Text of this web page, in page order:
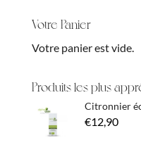
Votre Panier
Votre panier est vide.
Produits les plus
Citronnier
€12,90